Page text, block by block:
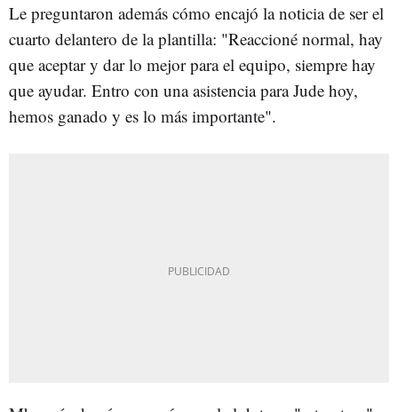
Le preguntaron además cómo encajó la noticia de ser el
cuarto delantero de la plantilla: "Reaccioné normal, hay
que aceptar y dar lo mejor para el equipo, siempre hay
que ayudar. Entro con una asistencia para Jude hoy,
hemos ganado y es lo más importante".